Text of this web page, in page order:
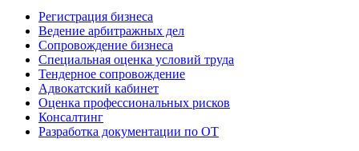
Регистрация бизнеса
Ведение арбитражных дел
Сопровождение бизнеса
Специальная оценка условий труда
Тендерное сопровождение
Адвокатский кабинет
Оценка профессиональных рисков
Консалтинг
Разработка документации по ОТ